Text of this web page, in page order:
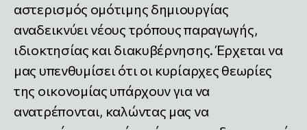
αστερισμός ομότιμης δημιουργίας
αναδεικνύει νέους τρόπους παραγωγής,
ιδιοκτησίας και διακυβέρνησης. Έρχεται να
μας υπενθυμίσει ότι οι κυρίαρχες θεωρίες
της οικονομίας υπάρχουν για να
ανατρέπονται, καλώντας μας να